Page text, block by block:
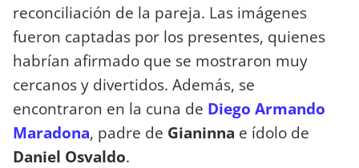
reconciliación de la pareja. Las imágenes
fueron captadas por los presentes, quienes
habrían afirmado que se mostraron muy
cercanos y divertidos. Además, se
encontraron en la cuna de Diego Armando
Maradona, padre de Gianinna e ídolo de
Daniel Osvaldo.